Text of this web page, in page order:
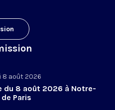
8 août 2026
du 8 août 2026 à Notre-
Paris